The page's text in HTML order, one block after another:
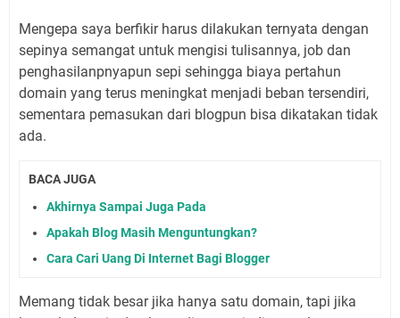
Mengepa saya berfikir harus dilakukan ternyata dengan
sepinya semangat untuk mengisi tulisannya, job dan
penghasilanpnyapun sepi sehingga biaya pertahun
domain yang terus meningkat menjadi beban tersendiri,
sementara pemasukan dari blogpun bisa dikatakan tidak
ada.
BACA JUGA
Akhirnya Sampai Juga Pada
Apakah Blog Masih Menguntungkan?
Cara Cari Uang Di Internet Bagi Blogger
Memang tidak besar jika hanya satu domain, tapi jika